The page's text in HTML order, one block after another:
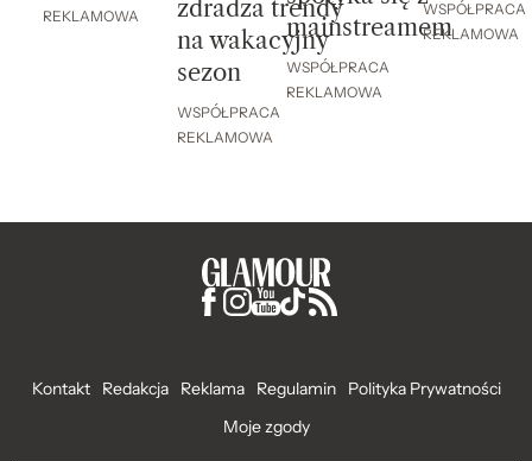
REKLAMOWA
zdradza trendy
na wakacyjny
sezon
WSPÓŁPRACA
REKLAMOWA
mainstreamem
WSPÓŁPRACA
REKLAMOWA
WSPÓŁPRACA
REKLAMOWA
Kontakt Redakcja Reklama Regulamin
Polityka Prywatności
Moje zgody